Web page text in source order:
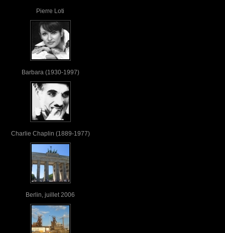
Pierre Loti
Barbara (1930-1997)
Charlie Chaplin (1889-1977)
Berlin, juillet 2006